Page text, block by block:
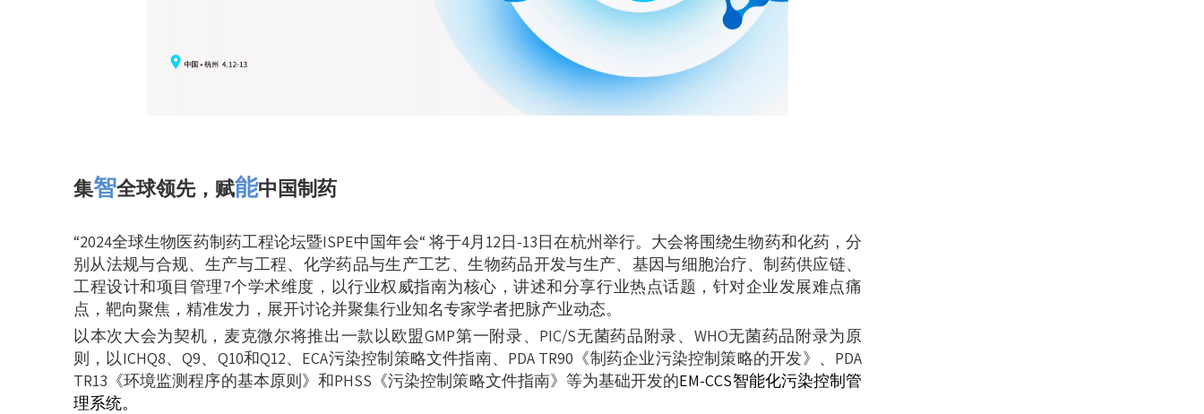
集智全球领先，赋能中国制药
“2024全球生物医药制药工程论坛暨ISPE中国年会“ 将于4月12日-13日在杭州举行。大会将围绕生物药和化药，分
别从法规与合规、生产与工程、化学药品与生产工艺、生物药品开发与生产、基因与细胞治疗、制药供应链、
工程设计和项目管理7个学术维度，以行业权威指南为核心，讲述和分享行业热点话题，针对企业发展难点痛
点，靶向聚焦，精准发力，展开讨论并聚集行业知名专家学者把脉产业动态。
以本次大会为契机，麦克微尔将推出一款以欧盟GMP第一附录、PIC/S无菌药品附录、WHO无菌药品附录为原
则，以ICHQ8、Q9、Q10和Q12、ECA污染控制策略文件指南、PDA TR90《制药企业污染控制策略的开发》、PDA
TR13《环境监测程序的基本原则》和PHSS《污染控制策略文件指南》等为基础开发的EM-CCS智能化污染控制管
理系统。